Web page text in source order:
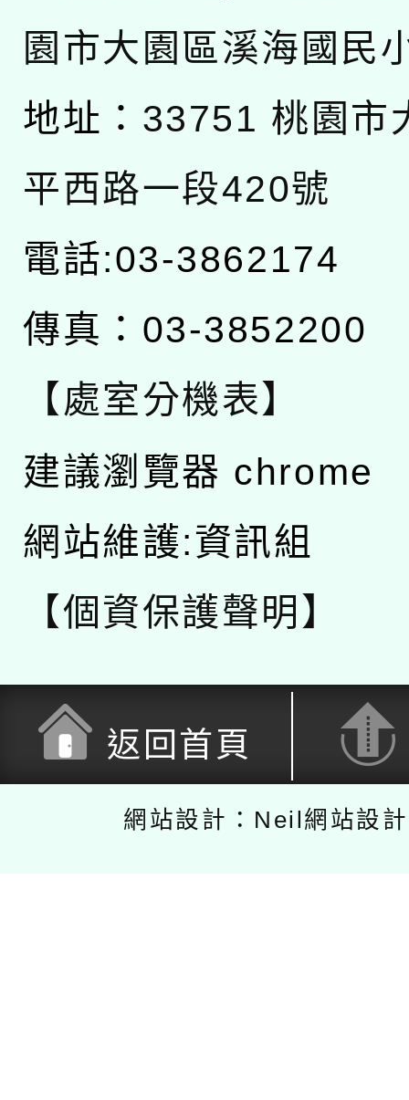
園市大園區溪海國民
地址： 33751 桃園市
平西路一段420號
電話:03-3862174
傳真：03-3852200
【處室分機表】
建議瀏覽器 chrome
網站維護:資訊組
【個資保護聲明】
返回首頁
網站設計：Neil網站設